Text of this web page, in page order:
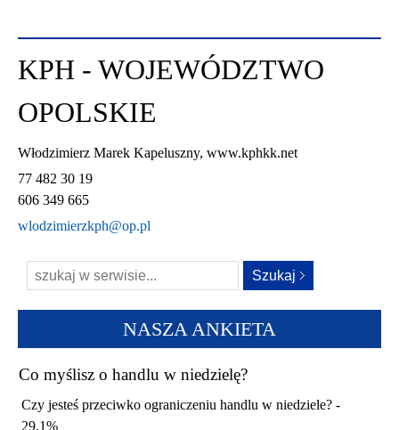
KPH - WOJEWÓDZTWO
OPOLSKIE
Włodzimierz Marek Kapeluszny, www.kphkk.net
77 482 30 19
606 349 665
wlodzimierzkph@op.pl
NASZA ANKIETA
Co myślisz o handlu w niedzielę?
Czy jesteś przeciwko ograniczeniu handlu w niedziele? -
29.1%